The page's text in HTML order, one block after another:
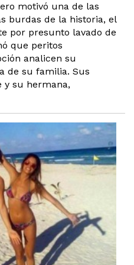
motivó una de las
burdas de la historia, el
por presunto lavado de
que peritos
analicen su
de su familia. Sus
y su hermana,